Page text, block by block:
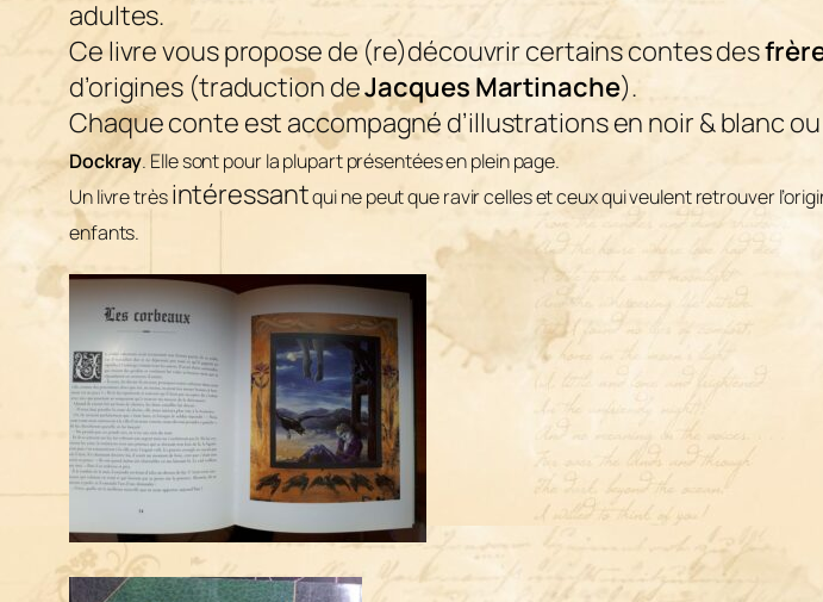
adultes.
Ce livre vous propose de (re)découvrir certains contes des
d’origines (traduction deJacques Martinache).
Chaque conte est accompagné d’illustrations en noir & blanc
Dockray. Elle sont pour la plupart présentées en plein page.
Un livre trèsintéressantqui ne peut que ravir celles et ceux qui veulent retrouver
enfants.